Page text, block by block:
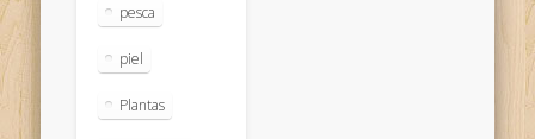
pesca
piel
Plantas